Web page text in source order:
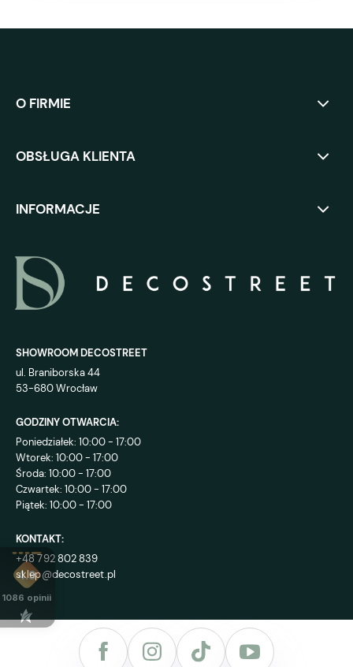
O FIRMIE
OBSŁUGA KLIENTA
INFORMACJE
SHOWROOM DECOSTREET
ul. Braniborska 44
53-680 Wrocław
GODZINY OTWARCIA:
Poniedziałek: 10:00 - 17:00
Wtorek: 10:00 - 17:00
Środa: 10:00 - 17:00
Czwartek: 10:00 - 17:00
Piątek: 10:00 - 17:00
KONTAKT:
+48 792 802 839
sklep@decostreet.pl
4.9
1086 opinii